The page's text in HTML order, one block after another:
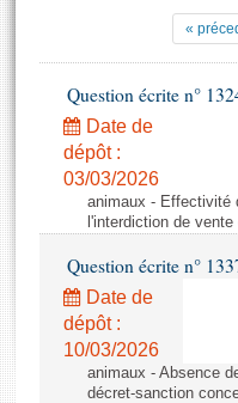
Projets de loi
Propositions de loi
Amendements
Textes adoptés
Rapports législatifs
Rapports sur l'application
Baromètre de
Documents de
( Constitution |
Histoire
Juniors
Anciennes
La Bibliothèque
Contacts et plan
Photos libres de droit
«
Question écrite n°
Date de
dépôt :
03/03/2026
animaux - Effectivité
l'interdiction de
Question écrite n°
Date de
dépôt :
10/03/2026
animaux - Absence
décret-sanction